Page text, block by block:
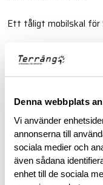
Denna webbplats
Vi använder
annonserna till
sociala medier och
även sådana
enhet till de sociala
Ett tåligt mobilskal för
BESKRIVNING
RECENSIONER
OM VARUMÄRKET